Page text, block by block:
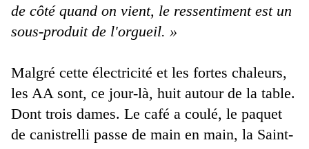
de côté quand on vient, le ressentiment est un
sous-produit de l'orgueil. »
Malgré cette électricité et les fortes chaleurs,
les AA sont, ce jour-là, huit autour de la table.
Dont trois dames. Le café a coulé, le paquet
de canistrelli passe de main en main, la Saint-